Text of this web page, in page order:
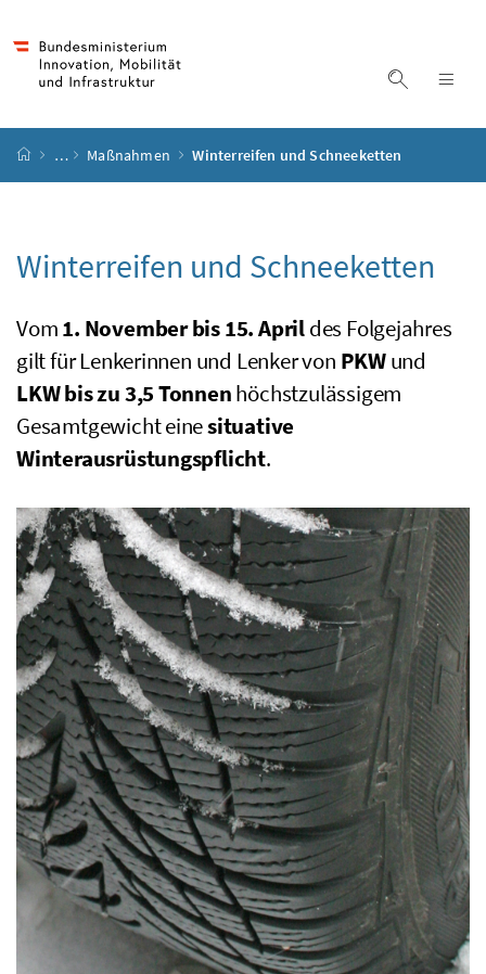
Suche
Startseite
… Maßnahmen Winterreifen und Schneeketten
Winterreifen und Schneeketten
Vom1. November bis 15. Aprildes Folgejahres
gilt für Lenkerinnen und Lenker von PKWund
LKWbis zu 3,5 Tonnenhöchstzulässigem
Gesamtgewicht einesituative
Winterausrüstungspflicht.